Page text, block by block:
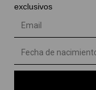
exclusivos